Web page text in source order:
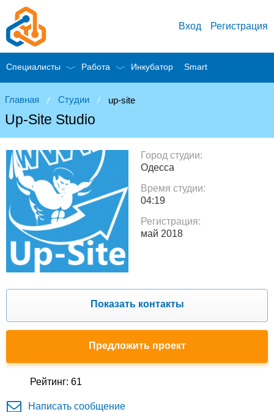
Главная / Студии / up-site
Up-Site Studio
Город студии:
Одесса
Время студии:
04:19
Регистрация:
май 2018
Показать контакты
Предложить проект
Рейтинг: 61
Написать сообщение
Вход Регистрация
Специалисты Работа Инкубатор Smart